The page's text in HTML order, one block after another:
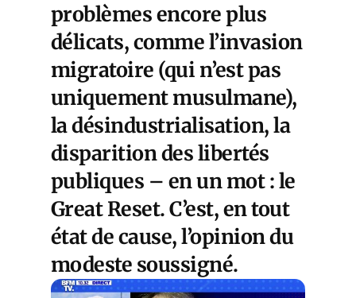
problèmes encore plus
délicats, comme l’invasion
migratoire (qui n’est pas
uniquement musulmane),
la désindustrialisation, la
disparition des libertés
publiques – en un mot : le
Great Reset. C’est, en tout
état de cause, l’opinion du
modeste soussigné.